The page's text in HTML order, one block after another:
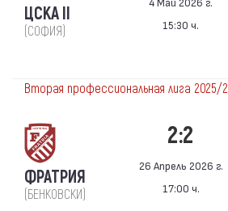
ЦСКА II
(СОФИЯ)
15:30 ч.
Вторая профессиональная лига 2025/
ФРАТРИЯ
(БЕНКОВСКИ)
2:2
26 Апрель 2026 г.
17:00 ч.